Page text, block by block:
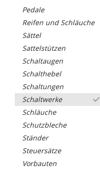
Pedale
Reifen und Schläuche
Sättel
Sattelstützen
Schaltaugen
Schalthebel
Schaltungen
Schaltwerke
Schläuche
Schutzbleche
Ständer
Steuersätze
Vorbauten